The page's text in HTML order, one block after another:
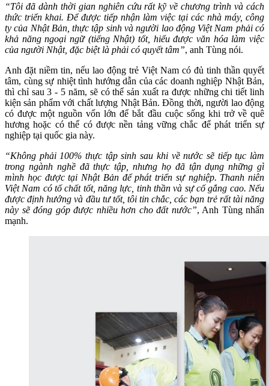
“Tôi đã dành thời gian nghiên cứu rất kỹ về chương trình và cách
thức triển khai. Để được tiếp nhận làm việc tại các nhà máy, công
ty của Nhật Bản, thực tập sinh và người lao động Việt Nam phải có
khả năng ngoại ngữ (tiếng Nhật) tốt, hiểu được văn hóa làm việc
của người Nhật, đặc biệt là phải có quyết tâm”, anh Tùng nói.
Anh đặt niềm tin, nếu lao động trẻ Việt Nam có đủ tinh thần quyết
tâm, cùng sự nhiệt tình hướng dẫn của các doanh nghiệp Nhật Bản,
thì chỉ sau 3 - 5 năm, sẽ có thể sản xuất ra được những chi tiết linh
kiện sản phẩm với chất lượng Nhật Bản. Đồng thời, người lao động
có được một nguồn vốn lớn để bắt đầu cuộc sống khi trở về quê
hương hoặc có thể có được nền tảng vững chắc để phát triển sự
nghiệp tại quốc gia này.
“Không phải 100% thực tập sinh sau khi về nước sẽ tiếp tục làm
trong ngành nghề đã thực tập, nhưng họ đã tận dụng những gì
mình học được tại Nhật Bản để phát triển sự nghiệp. Thanh niên
Việt Nam có tố chất tốt, năng lực, tinh thần và sự cố gắng cao. Nếu
được định hướng và đầu tư tốt, tôi tin chắc, các bạn trẻ rất tài năng
này sẽ đóng góp được nhiều hơn cho đất nước”, Anh Tùng nhấn
mạnh.